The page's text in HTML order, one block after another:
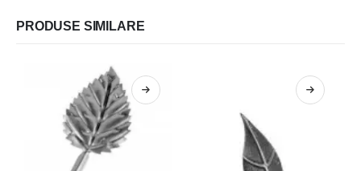
PRODUSE SIMILARE